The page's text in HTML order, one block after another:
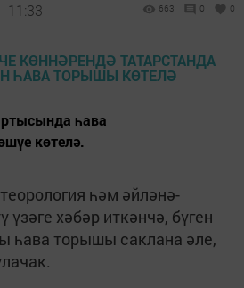
11:33 663 0 0
һава
көтелә.
һәм әйләнә-
үзәге хәбәр иткәнчә, бүген
һава торышы саклана әле,